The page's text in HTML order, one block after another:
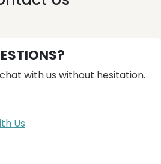
with us without hesitation.
Us